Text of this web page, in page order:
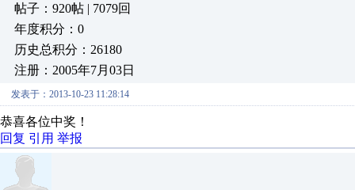
帖子：920帖 | 7079回
年度积分：0
历史总积分：26180
注册：2005年7月03日
发表于：2013-10-23 11:28:14
恭喜各位中奖！
回复 引用 举报